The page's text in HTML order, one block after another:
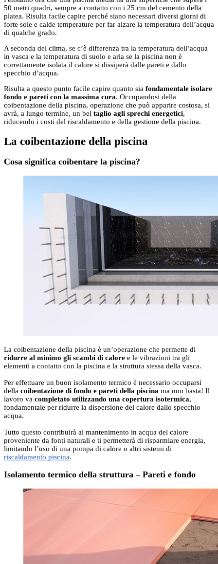
50 metri quadri, sempre a contatto con i 25 cm del cemento della
platea. Risulta facile capire perché siano necessari diversi giorni di
forte sole e calde temperature per far alzare la temperatura dell’acqua
di qualche grado.
A seconda del clima, se c’è differenza tra la temperatura dell’acqua
in vasca e la temperatura di suolo e aria se la piscina non è
correttamente isolata il calore si dissiperà dalle pareti e dallo
specchio d’acqua.
Risulta a questo punto facile capire quanto sia fondamentale isolare
fondo e pareti con la massima cura. Occupandosi della
coibentazione della piscina, operazione che può apparire costosa, si
avrà, a lungo termine, un bel taglio agli sprechi energetici,
riducendo i costi del riscaldamento e della gestione della piscina.
La coibentazione della piscina
Cosa significa coibentare la piscina?
La coibentazione della piscina è un’operazione che permette di
ridurre al minimo gli scambi di calore e le vibrazioni tra gli
elementi a contatto con la piscina e la struttura stessa della vasca.
Per effettuare un buon isolamento termico è necessario occuparsi
della coibentazione di fondo e pareti della piscina ma non basta! Il
lavoro va completato utilizzando una copertura isotermica,
fondamentale per ridurre la dispersione del calore dallo specchio
acqua.
Tutto questo contribuirà al mantenimento in acqua del calore
proveniente da fonti naturali e ti permetterà di risparmiare energia,
limitando l’uso di una pompa di calore o altri sistemi di
riscaldamento piscina.
Isolamento termico della struttura – Pareti e fondo